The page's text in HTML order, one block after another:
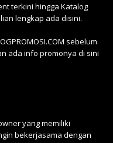
terkini hingga Katalog
lengkap ada disini.
sebelum
ada info promonya di sini
yang memiliki
bekerjasama dengan